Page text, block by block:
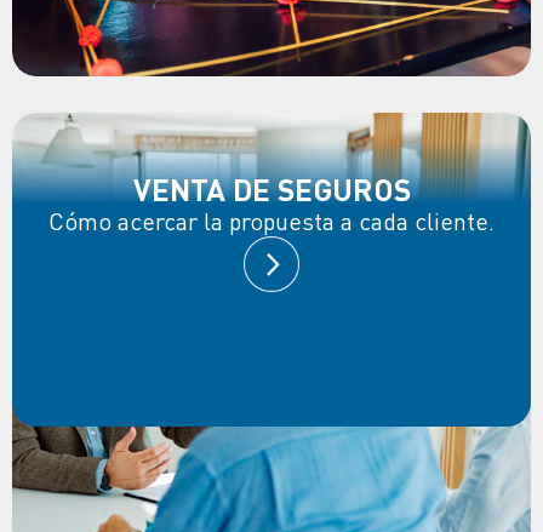
VENTA DE SEGUROS
Cómo acercar la propuesta a cada cliente.